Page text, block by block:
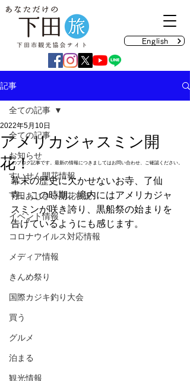
English
記事
全ての記事
お知らせ
すいせん開花情報
下田あじさい開花状況
イベント情報
コロナウイルス対応情報
メディア情報
きんめ祭り
国際カジキ釣り大会
買う
グルメ
泊まる
観光情報
全ての記事
アメリカジャスミン開
花！
2022年5月10日
幕末の歴史に欠かせないお寺、了仙
寺。この時期、境内にはアメリカジャ
スミンが咲き誇り、黒船祭の始まりを
告げているようにも感じます。
のブログ記事です。最新の情報につきましてはお問い合わせ、ご確認ください。